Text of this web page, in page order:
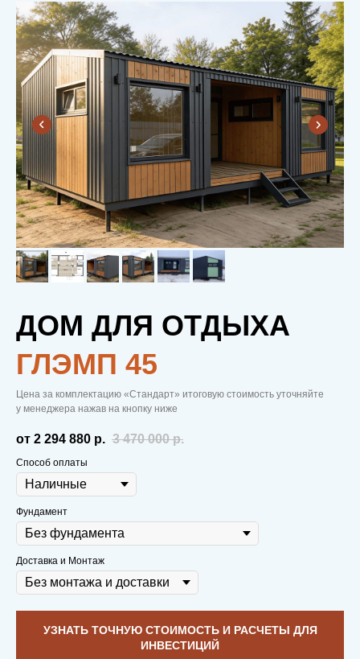
ДОМ ДЛЯ ОТДЫХА
ГЛЭМП 45
Цена за комплектацию «Стандарт» итоговую стоимость уточняйте
у менеджера нажав на кнопку ниже
от 2 294 880 р. 3 470 000 р.
Способ оплаты
Фундамент
Доставка и Монтаж
УЗНАТЬ ТОЧНУЮ СТОИМОСТЬ И РАСЧЕТЫ ДЛЯ
ИНВЕСТИЦИЙ